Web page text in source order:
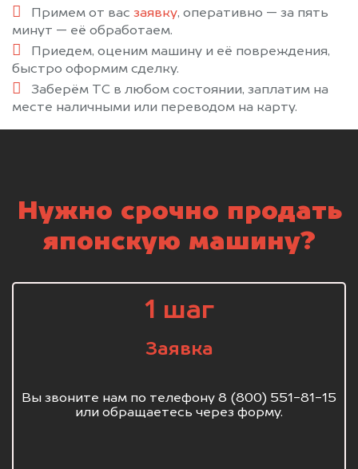
Примем от вас заявку, оперативно — за пять
минут — её обработаем.
Приедем, оценим машину и её повреждения,
быстро оформим сделку.
Заберём ТС в любом состоянии, заплатим на
месте наличными или переводом на карту.
Нужно срочно продать
японскую машину?
1 шаг
Заявка
Вы звоните нам по телефону 8 (800) 551-81-15
или обращаетесь через форму.